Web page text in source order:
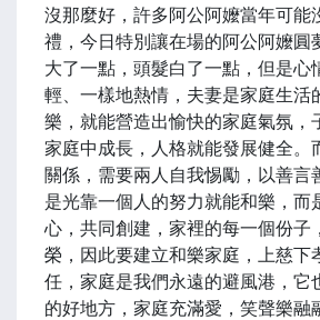
沒那麼好，許多阿公阿嬤當年可能
禮，今日特別讓在場的阿公阿嬤圓
大了一點，頭髮白了一點，但是心
輕、一樣地熱情，夫妻是家庭生活
樂，就能營造出愉快的家庭氣氛，
家庭中成長，人格就能發展健全。
關係，需要兩人自我惕勵，以善言
是光靠一個人的努力就能和樂，而
心，共同創建，家裡的每一個份子
榮，因此要建立和樂家庭，上慈下
任，家庭是我們永遠的避風港，它
的好地方，家庭充滿愛，笑聲樂融